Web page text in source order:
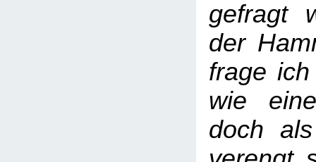
gefragt
der
frage
wie
doch